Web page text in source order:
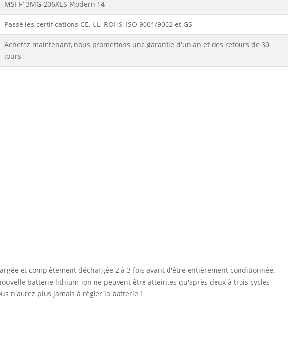
MSI F13MG-206XES Modern 14
Passé les certifications CE, UL, ROHS, ISO 9001/9002 et GS
Achetez maintenant, nous promettons une garantie d'un an et des retours de 30
jours
et complètement déchargée 2 à 3 fois avant d'être entièrement conditionnée.
batterie lithium-ion ne peuvent être atteintes qu'après deux à trois cycles
n'aurez plus jamais à régler la batterie !